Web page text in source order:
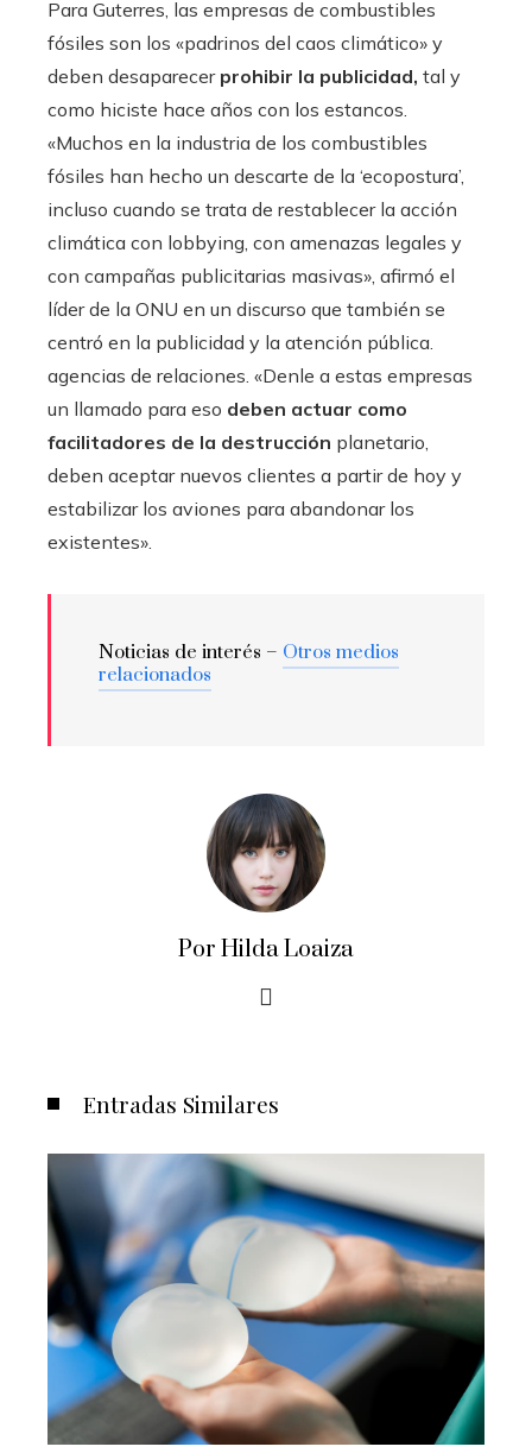
Para Guterres, las empresas de combustibles
fósiles son los «padrinos del caos climático» y
deben desaparecer prohibir la publicidad, tal y
como hiciste hace años con los estancos.
«Muchos en la industria de los combustibles
fósiles han hecho un descarte de la ‘ecopostura’,
incluso cuando se trata de restablecer la acción
climática con lobbying, con amenazas legales y
con campañas publicitarias masivas», afirmó el
líder de la ONU en un discurso que también se
centró en la publicidad y la atención pública.
agencias de relaciones. «Denle a estas empresas
un llamado para eso deben actuar como
facilitadores de la destrucción planetario,
deben aceptar nuevos clientes a partir de hoy y
estabilizar los aviones para abandonar los
existentes».
Noticias de interés – Otros medios
relacionados
Por Hilda Loaiza
Entradas Similares